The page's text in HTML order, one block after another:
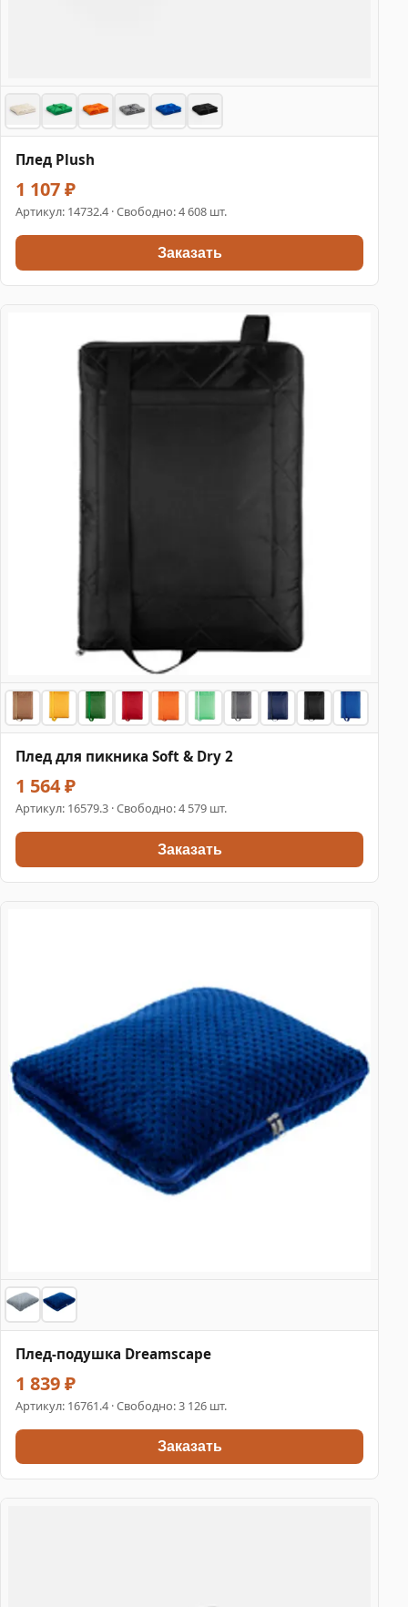
Плед Plush
1 107 ₽
Артикул: 14732.4 · Свободно: 4 608 шт.
Заказать
Плед для пикника Soft & Dry 2
1 564 ₽
Артикул: 16579.3 · Свободно: 4 579 шт.
Заказать
Плед-подушка Dreamscape
1 839 ₽
Артикул: 16761.4 · Свободно: 3 126 шт.
Заказать